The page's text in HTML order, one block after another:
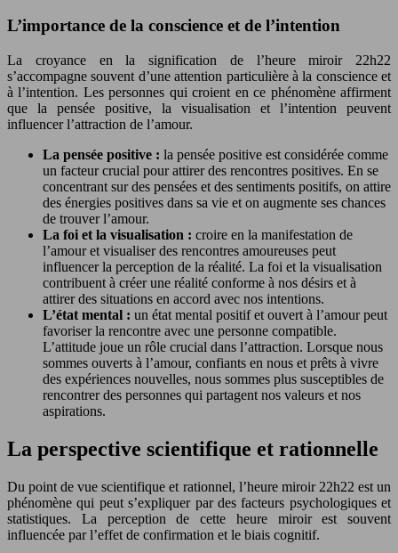
L’importance de la conscience et de l’intention
La croyance en la signification de l’heure miroir 22h22
s’accompagne souvent d’une attention particulière à la conscience et
à l’intention. Les personnes qui croient en ce phénomène affirment
que la pensée positive, la visualisation et l’intention peuvent
influencer l’attraction de l’amour.
La pensée positive : la pensée positive est considérée comme
un facteur crucial pour attirer des rencontres positives. En se
concentrant sur des pensées et des sentiments positifs, on attire
des énergies positives dans sa vie et on augmente ses chances
de trouver l’amour.
La foi et la visualisation : croire en la manifestation de
l’amour et visualiser des rencontres amoureuses peut
influencer la perception de la réalité. La foi et la visualisation
contribuent à créer une réalité conforme à nos désirs et à
attirer des situations en accord avec nos intentions.
L’état mental : un état mental positif et ouvert à l’amour peut
favoriser la rencontre avec une personne compatible.
L’attitude joue un rôle crucial dans l’attraction. Lorsque nous
sommes ouverts à l’amour, confiants en nous et prêts à vivre
des expériences nouvelles, nous sommes plus susceptibles de
rencontrer des personnes qui partagent nos valeurs et nos
aspirations.
La perspective scientifique et rationnelle
Du point de vue scientifique et rationnel, l’heure miroir 22h22 est un
phénomène qui peut s’expliquer par des facteurs psychologiques et
statistiques. La perception de cette heure miroir est souvent
influencée par l’effet de confirmation et le biais cognitif.